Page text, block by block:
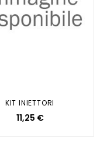
KIT INIETTORI
11,25 €